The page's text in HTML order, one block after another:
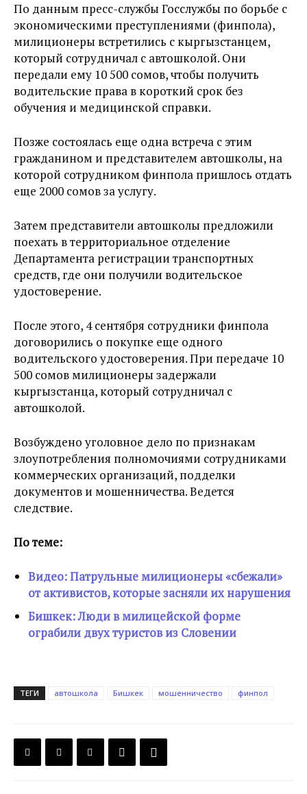
По данным пресс-службы Госслужбы по борьбе с
экономическими преступлениями (финпола),
милиционеры встретились с кыргызстанцем,
который сотрудничал с автошколой. Они
передали ему 10 500 сомов, чтобы получить
водительские права в короткий срок без
обучения и медицинской справки.
Позже состоялась еще одна встреча с этим
гражданином и представителем автошколы, на
которой сотрудником финпола пришлось отдать
еще 2000 сомов за услугу.
Затем представители автошколы предложили
поехать в территориальное отделение
Департамента регистрации транспортных
средств, где они получили водительское
удостоверение.
После этого, 4 сентября сотрудники финпола
договорились о покупке еще одного
водительского удостоверения. При передаче 10
500 сомов милиционеры задержали
кыргызстанца, который сотрудничал с
автошколой.
Возбуждено уголовное дело по признакам
злоупотребления полномочиями сотрудниками
коммерческих организаций, подделки
документов и мошенничества. Ведется
следствие.
По теме:
Видео: Патрульные милиционеры «сбежали»
от активистов, которые засняли их нарушения
Бишкек: Люди в милицейской форме
ограбили двух туристов из Словении
ТЕГИ автошкола Бишкек мошенничество финпол